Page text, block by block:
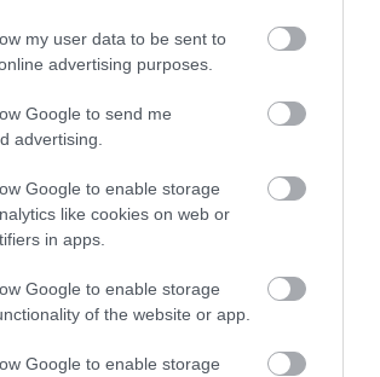
my user data to be sent to
advertising purposes.
Google to send me
advertising.
Google to enable storage
like cookies on web or
in apps.
Google to enable storage
of the website or app.
Google to enable storage